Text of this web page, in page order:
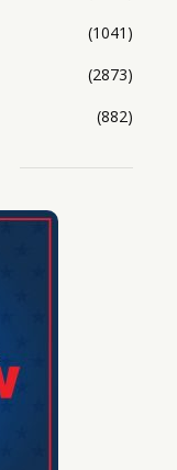
(1041)
(2873)
(882)